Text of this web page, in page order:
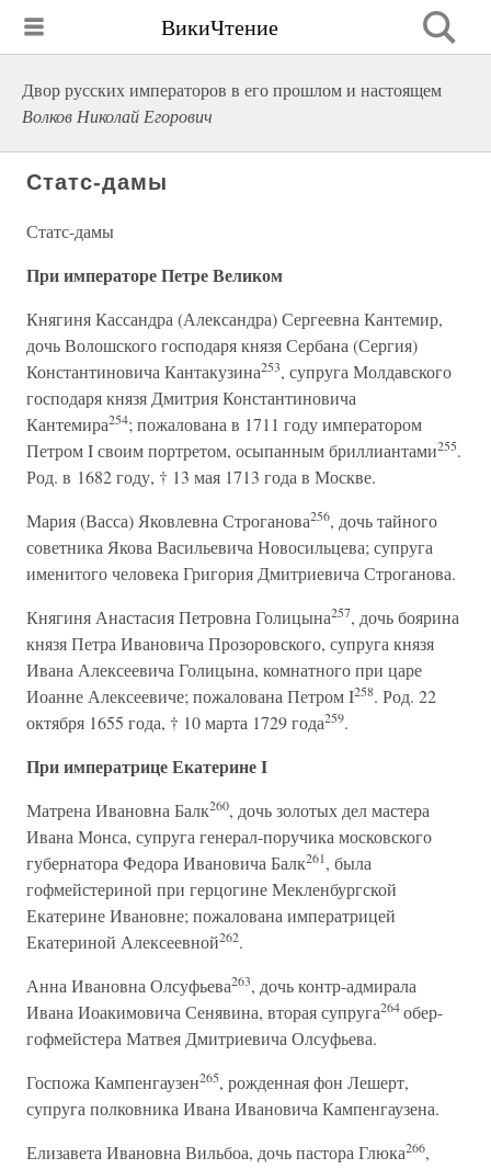
ВикиЧтение
Двор русских императоров в его прошлом и настоящем
Волков Николай Егорович
Статс-дамы
Статс-дамы
При императоре Петре Великом
Княгиня Кассандра (Александра) Сергеевна Кантемир,
дочь Волошского господаря князя Сербана (Сергия)
Константиновича Кантакузина253, супруга Молдавского
господаря князя Дмитрия Константиновича
Кантемира254; пожалована в 1711 году императором
Петром I своим портретом, осыпанным бриллиантами255.
Род. в 1682 году, † 13 мая 1713 года в Москве.
Мария (Васса) Яковлевна Строганова256, дочь тайного
советника Якова Васильевича Новосильцева; супруга
именитого человека Григория Дмитриевича Строганова.
Княгиня Анастасия Петровна Голицына257, дочь боярина
князя Петра Ивановича Прозоровского, супруга князя
Ивана Алексеевича Голицына, комнатного при царе
Иоанне Алексеевиче; пожалована Петром I258. Род. 22
октября 1655 года, † 10 марта 1729 года259.
При императрице Екатерине I
Матрена Ивановна Балк260, дочь золотых дел мастера
Ивана Монса, супруга генерал-поручика московского
губернатора Федора Ивановича Балк261, была
гофмейстериной при герцогине Мекленбургской
Екатерине Ивановне; пожалована императрицей
Екатериной Алексеевной262.
Анна Ивановна Олсуфьева263, дочь контр-адмирала
Ивана Иоакимовича Сенявина, вторая супруга264обер-
гофмейстера Матвея Дмитриевича Олсуфьева.
Госпожа Кампенгаузен265, рожденная фон Лешерт,
супруга полковника Ивана Ивановича Кампенгаузена.
Елизавета Ивановна Вильбоа, дочь пастора Глюка266,